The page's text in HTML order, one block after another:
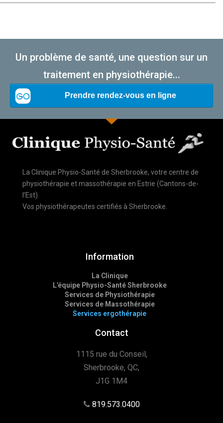
Un problème de santé, une question sur un
traitement en physiothérapie...
La Clinique Physio-Santé de Sherbrooke, votre centre de
physiothérapie et massothérapie en Estrie (Cantons-de-
l’Est).
Vos physiothérapeutes certifiés à Sherbrooke.
Information
La Clinique
L’équipe Physio-Santé Sherbrooke
Services de Physiothérapie
Services de Massothérapie
Services ergothérapie
Contact
1115 rue du Conseil,
Sherbrooke, QC,
J1G 1M4
819.573.0400